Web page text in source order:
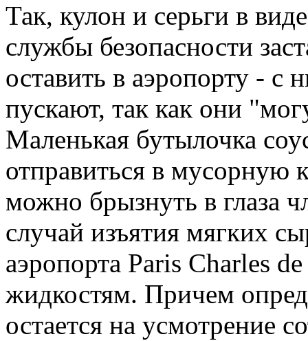
Так, кулон и серьги в
службы безопасности
оставить в аэропорту - с
пускают, так как они
Маленькая бутылочка
отправиться в мусорную
можно брызнуть в глаза
случай изъятия мягких
аэропорта Paris Charles
жидкостям. Причем
остается на усмотрение